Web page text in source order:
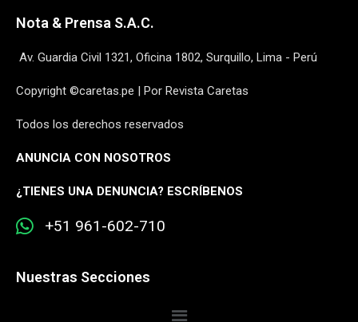
Nota & Prensa S.A.C.
Av. Guardia Civil 1321, Oficina 1802, Surquillo, Lima - Perú
Copyright ©caretas.pe | Por Revista Caretas
Todos los derechos reservados
ANUNCIA CON NOSOTROS
¿TIENES UNA DENUNCIA? ESCRÍBENOS
+51 961-602-710
Nuestras Secciones